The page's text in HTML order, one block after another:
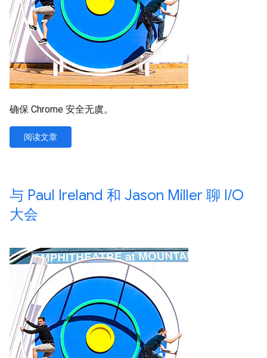
确保 Chrome 安全无虞。
阅读文章
与 Paul Ireland 和 Jason Miller 聊 I/O
大会